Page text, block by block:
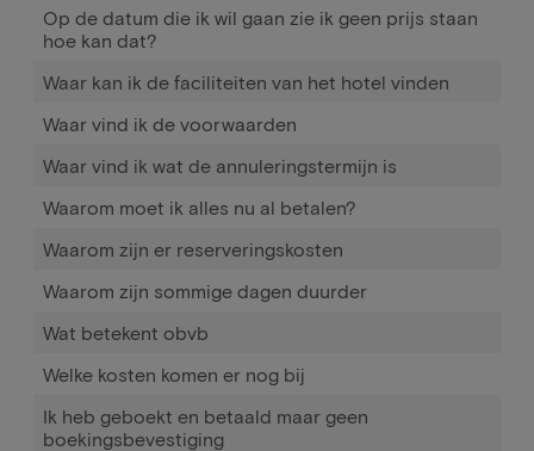
Op de datum die ik wil gaan zie ik geen prijs staan
hoe kan dat?
Waar kan ik de faciliteiten van het hotel vinden
Waar vind ik de voorwaarden
Waar vind ik wat de annuleringstermijn is
Waarom moet ik alles nu al betalen?
Waarom zijn er reserveringskosten
Waarom zijn sommige dagen duurder
Wat betekent obvb
Welke kosten komen er nog bij
Ik heb geboekt en betaald maar geen
boekingsbevestiging